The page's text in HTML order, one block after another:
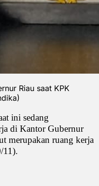
Riau saat KPK
ini sedang
di Kantor Gubernur
merupakan ruang kerja
11).